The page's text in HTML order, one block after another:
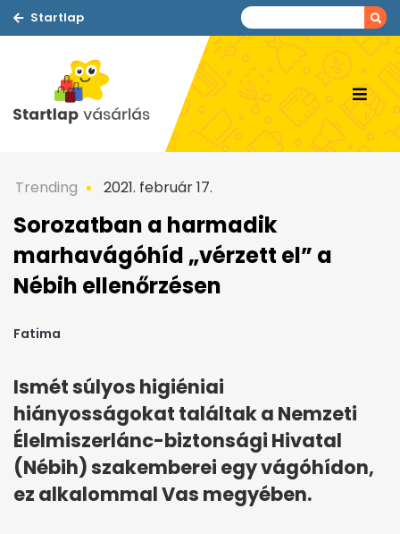
Startlap
Trending 2021. február 17.
Sorozatban a harmadik
marhavágóhíd „vérzett el” a
Nébih ellenőrzésen
Fatima
Ismét súlyos higiéniai
hiányosságokat találtak a Nemzeti
Élelmiszerlánc-biztonsági Hivatal
(Nébih) szakemberei egy vágóhídon,
ez alkalommal Vas megyében.